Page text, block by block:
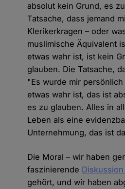
absolut kein Grund, es
Tatsache, dass jemand
Klerikerkragen – oder
muslimische Äquivalent
etwas wahr ist, ist kein
glauben. Die Tatsache,
"Es wurde mir
etwas wahr ist, das ist
es zu glauben. Alles in
Leben als eine
Unternehmung, das ist
Die Moral – wir haben
faszinierende
gehört, und wir haben